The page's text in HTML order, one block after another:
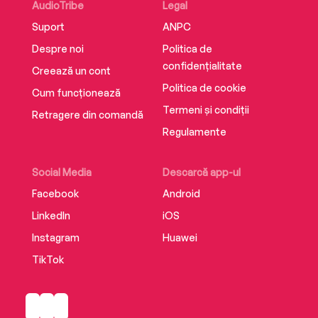
From the guardianship system, which places
unmarried women under the full control of their
male relatives, to the secretive online
underground network of Saudi runaways
plotting their escape, Rebel is a gripping
memoir of resistance and bravery by a woman
determined to tell the truth about life in the
AudioTribe
Suport
Despre noi
Creează un cont
Cum funcționează
Retragere din comandă
Social Media
Facebook
LinkedIn
Instagram
TikTok
Descarcă app-ul
Android
iOS
Huawei
Legal
ANPC
Politica de
confidențialitate
Politica de cookie
Termeni și condiții
Regulamente